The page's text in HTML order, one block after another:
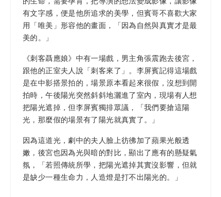
有文字感，便是他所追求的美學，但賓哥不喜歡大家
用「唯美」形容他的畫面，「因為自然與真實才是最
美的。」
《刺客聶應娘》中有一場戲，男主角張震跑去後宮，
跟他的正室夫人說「刺客來了」。李屏賓記得這場戲
是在中影搭景拍的，場景原本看起來很假，沒想到開
拍時，午後陽光突然斜斜地灑進了室內，現場有人想
把陽光遮掉，但李屏賓獨排眾議，「我們要搶這陽
光，那麼假的場景有了陽光就真實了。」
因為這道光，劇中的夫人臉上彷彿加了蘋果光般透
嫩，後宮也因為光與暗的對比，顯出了應有的懸疑氣
氛，「若照傳統所學，把陽光遮掉其實沒影響，但就
是缺少一種生命力，人造燈是打不出陽光的。」